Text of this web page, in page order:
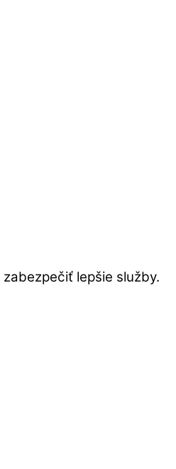
lepšie služby.